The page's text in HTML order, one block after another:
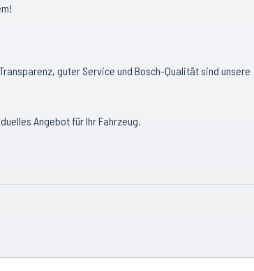
guter Service und Bosch-Qualität sind unsere
Angebot für Ihr Fahrzeug.